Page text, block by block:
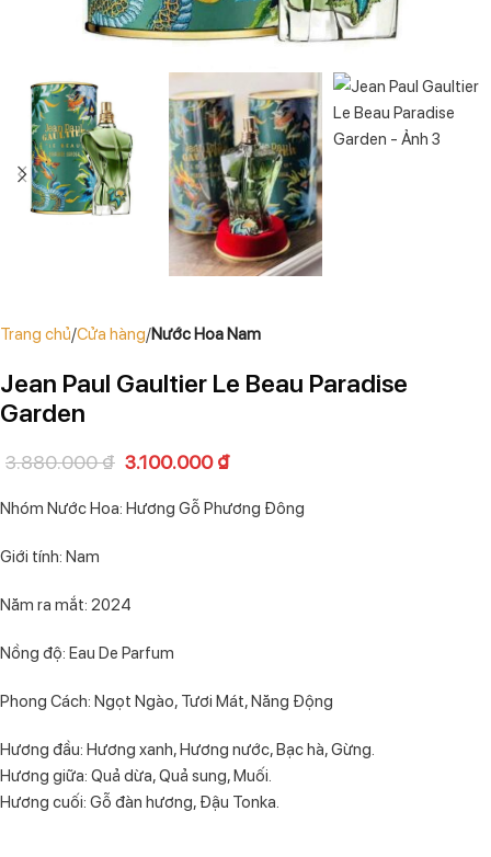
Trang chủ Cửa hàng Nước Hoa Nam
Jean Paul Gaultier Le Beau Paradise
Garden
3.880.000₫ 3.100.000₫
Nhóm Nước Hoa: Hương Gỗ Phương Đông
Giới tính: Nam
Năm ra mắt: 2024
Nồng độ: Eau De Parfum
Phong Cách: Ngọt Ngào, Tươi Mát, Năng Động
Hương đầu: Hương xanh, Hương nước, Bạc hà, Gừng.
Hương giữa: Quả dừa, Quả sung, Muối.
Hương cuối: Gỗ đàn hương, Đậu Tonka.